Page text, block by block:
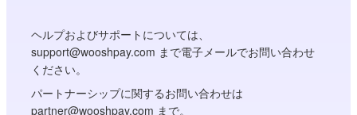
ヘルプおよびサポートについては、
support@wooshpay.com まで電子メールでお問い合わせ
ください。
パートナーシップに関するお問い合わせは
partner@wooshpay.com まで。